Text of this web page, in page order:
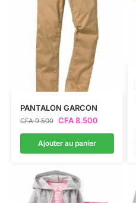
PANTALON GARCON
CFA9.500 CFA8.500
Ajouter au panier